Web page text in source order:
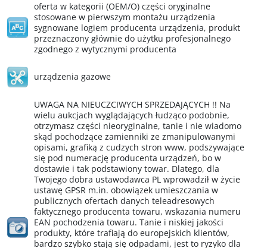
oferta w kategorii (OEM/O) części oryginalne
stosowane w pierwszym montażu urządzenia
sygnowane logiem producenta urządzenia, produkt
przeznaczony głównie do użytku profesjonalnego
zgodnego z wytycznymi producenta
urządzenia gazowe
UWAGA NA NIEUCZCIWYCH SPRZEDAJĄCYCH !! Na
wielu aukcjach wyglądających łudząco podobnie,
otrzymasz części nieoryginalne, tanie i nie wiadomo
skąd pochodzące zamienniki ze zmanipulowanymi
opisami, grafiką z cudzych stron www, podszywające
się pod numerację producenta urządzeń, bo w
dostawie i tak podstawiony towar. Dlatego, dla
Twojego dobra ustawodawca PL wprowadził w życie
ustawę GPSR m.in. obowiązek umieszczania w
publicznych ofertach danych teleadresowych
faktycznego producenta towaru, wskazania numeru
EAN pochodzenia towaru. Tanie i niskiej jakości
produkty, które trafiają do europejskich klientów,
bardzo szybko stają się odpadami, jest to ryzyko dla